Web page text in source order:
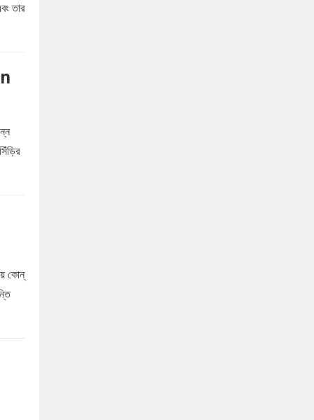
তার
কোন্‌